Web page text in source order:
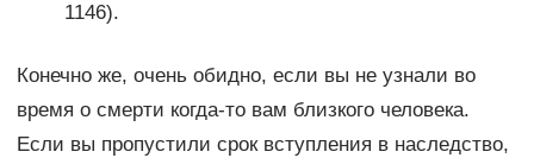
1146).
Конечно же, очень обидно, если вы не узнали во
время о смерти когда-то вам близкого человека.
Если вы пропустили срок вступления в наследство,